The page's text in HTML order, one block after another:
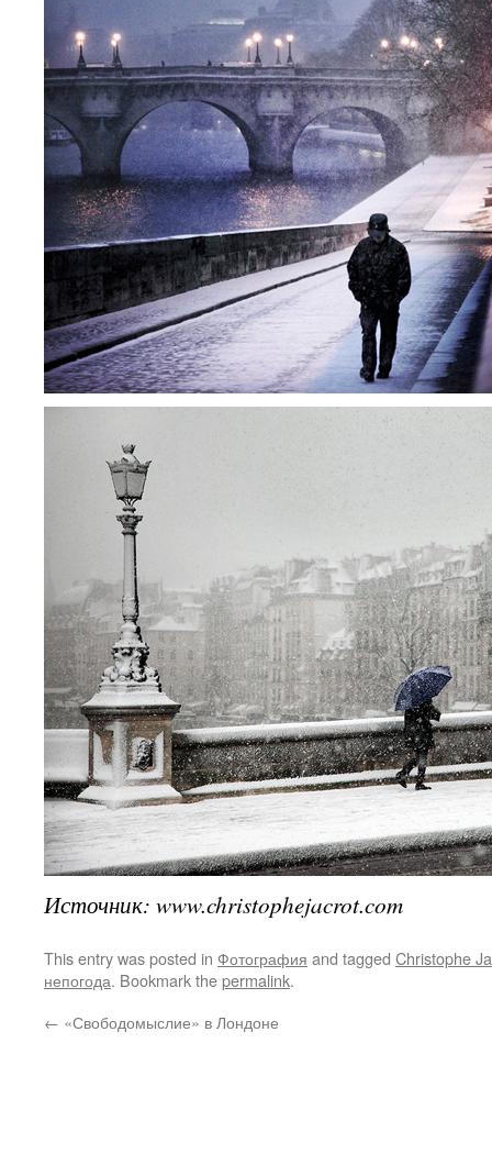
Источник: www.christophejacrot.com
This entry was posted in Фотография and tagged Christophe
непогода. Bookmark thepermalink.
← «Свободомыслие» в Лондоне